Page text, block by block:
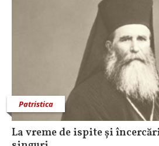
Patristica
La vreme de ispite și